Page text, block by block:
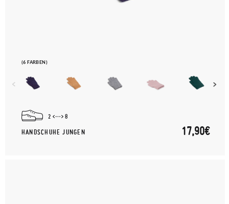
(6 FARBEN)
2 8
HANDSCHUHE JUNGEN 17,90€